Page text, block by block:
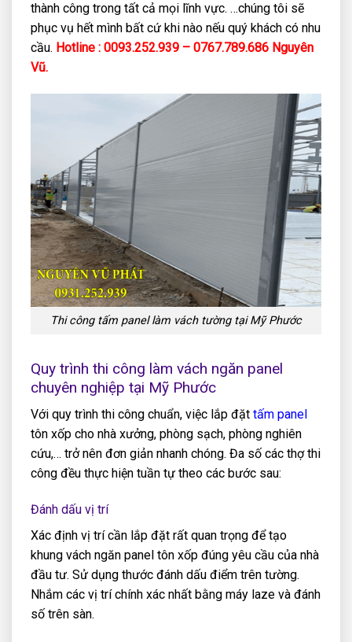
thành công trong tất cả mọi lĩnh vực. …chúng tôi sẽ
phục vụ hết mình bất cứ khi nào nếu quý khách có nhu
cầu. Hotline : 0093.252.939 – 0767.789.686 Nguyên
Vũ.
Thi công tấm panel làm vách tường tại Mỹ Phước
Quy trình thi công làm vách ngăn panel
chuyên nghiệp tại Mỹ Phước
Với quy trình thi công chuẩn, việc lắp đặt tấm panel
tôn xốp cho nhà xưởng, phòng sạch, phòng nghiên
cứu,… trở nên đơn giản nhanh chóng. Đa số các thợ thi
công đều thực hiện tuần tự theo các bước sau:
Đánh dấu vị trí
Xác định vị trí cần lắp đặt rất quan trọng để tạo
khung vách ngăn panel tôn xốp đúng yêu cầu của nhà
đầu tư. Sử dụng thước đánh dấu điểm trên tường.
Nhắm các vị trí chính xác nhất bằng máy laze và đánh
số trên sàn.